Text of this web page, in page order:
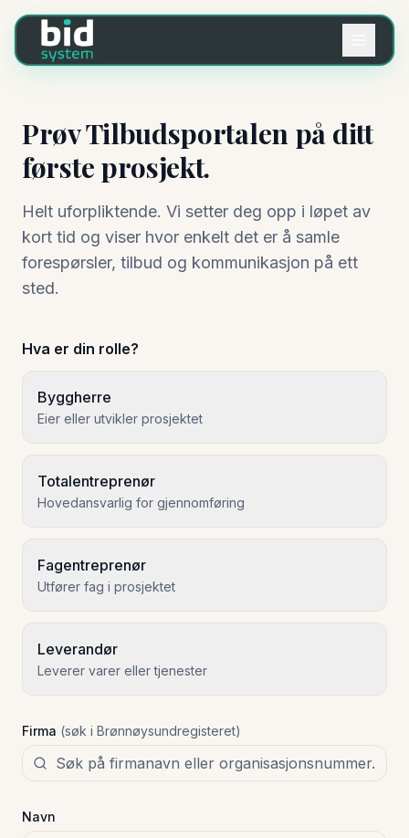
Prøv Tilbudsportalen på ditt
første prosjekt.
Helt uforpliktende. Vi setter deg opp i løpet av
kort tid og viser hvor enkelt det er å samle
forespørsler, tilbud og kommunikasjon på ett
sted.
Hva er din rolle?
Byggherre
Eier eller utvikler prosjektet
Totalentreprenør
Hovedansvarlig for gjennomføring
Fagentreprenør
Utfører fag i prosjektet
Leverandør
Leverer varer eller tjenester
Firma (søk i Brønnøysundregisteret)
Navn